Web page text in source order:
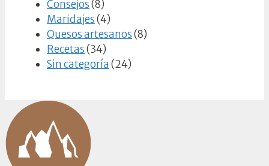
Consejos(8)
Maridajes(4)
Quesos artesanos(8)
Recetas(34)
Sin categoría(24)